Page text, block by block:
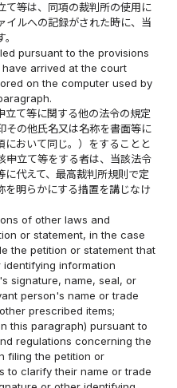
て等は、同項の裁判所の使用に
イルへの記録がされた時に、当
pursuant to the provisions
arrived at the court
on the computer used by
立て等に関する他の法令の規定
その他氏名又は名称を書面等に
において同じ。）をすることと
申立て等をする者は、当該法令
代えて、最高裁判所規則で定
を明らかにする措置を講じなけ
of other laws and
or statement, in the case
the petition or statement that
information
signature, name, seal, or
person's name or trade
prescribed items;
this paragraph) pursuant to
regulations concerning the
filing the petition or
to clarify their name or trade